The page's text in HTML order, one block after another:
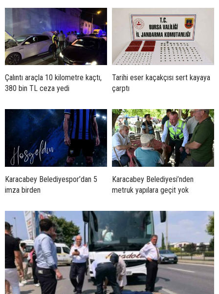
Çalıntı araçla 10 kilometre kaçtı,
380 bin TL ceza yedi
Tarihi eser kaçakçısı sert kayaya
çarptı
Karacabey Belediyespor’dan 5
imza birden
Karacabey Belediyesi’nden
metruk yapılara geçit yok